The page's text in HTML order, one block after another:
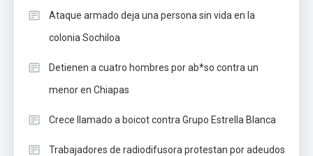
Ataque armado deja una persona sin vida en la
colonia Sochiloa
Detienen a cuatro hombres por ab*so contra un
menor en Chiapas
Crece llamado a boicot contra Grupo Estrella Blanca
Trabajadores de radiodifusora protestan por adeudos